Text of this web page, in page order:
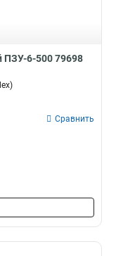
6-500 79698
Сравнить